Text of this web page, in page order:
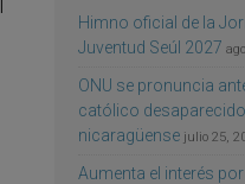
Himno oficial de la
Juventud Seúl 2027
ONU se pronuncia
católico
nicaragüense julio 25,
Aumenta el interés